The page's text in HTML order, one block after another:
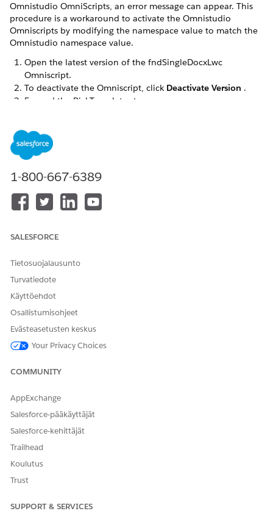
Omnistudio OmniScripts, an error message can appear. This
procedure is a workaround to activate the Omnistudio
Omniscripts by modifying the namespace value to match the
Omnistudio namespace value.
Open the latest version of the fndSingleDocxLwc
Omniscript.
To deactivate the Omniscript, click Deactivate Version .
Expand the PickTemplate step.
Component Name
Repeat the steps for the fndSingleDocxServersideLwc
Anna palautetta, jotta voimme kehittyä!
1-800-667-6389
SALESFORCE
Tietosuojalausunto
Turvatiedote
Käyttöehdot
Osallistumisohjeet
Evästeasetusten keskus
Your Privacy Choices
COMMUNITY
AppExchange
Salesforce-pääkäyttäjät
Salesforce-kehittäjät
Trailhead
Koulutus
Trust
SUPPORT & SERVICES